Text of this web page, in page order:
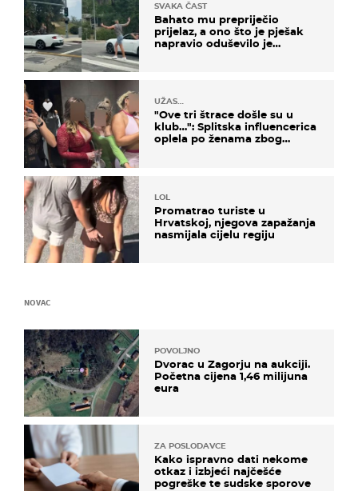
SVAKA ČAST
Bahato mu prepriječio
prijelaz, a ono što je pješak
napravio oduševilo je
UŽAS…
"Ove tri štrace došle su u
klub…": Splitska influencerica
oplela po ženama zbog
LOL
Promatrao turiste u
Hrvatskoj, njegova zapažanja
nasmijala cijelu regiju
NOVAC
POVOLJNO
Dvorac u Zagorju na aukciji.
Početna cijena 1,46 milijuna
eura
ZA POSLODAVCE
Kako ispravno dati nekome
otkaz i izbjeći najčešće
pogreške te sudske sporove